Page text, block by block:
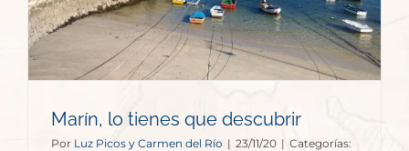
Marín, lo tienes que descubrir
Por Luz Picos y Carmen del Río | 23/11/20 | Categorías: